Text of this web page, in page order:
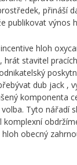
přináší
publikovat výnos
hloh
stavitel
dub jack ,
komponenta
Tyto nářadí
obecný